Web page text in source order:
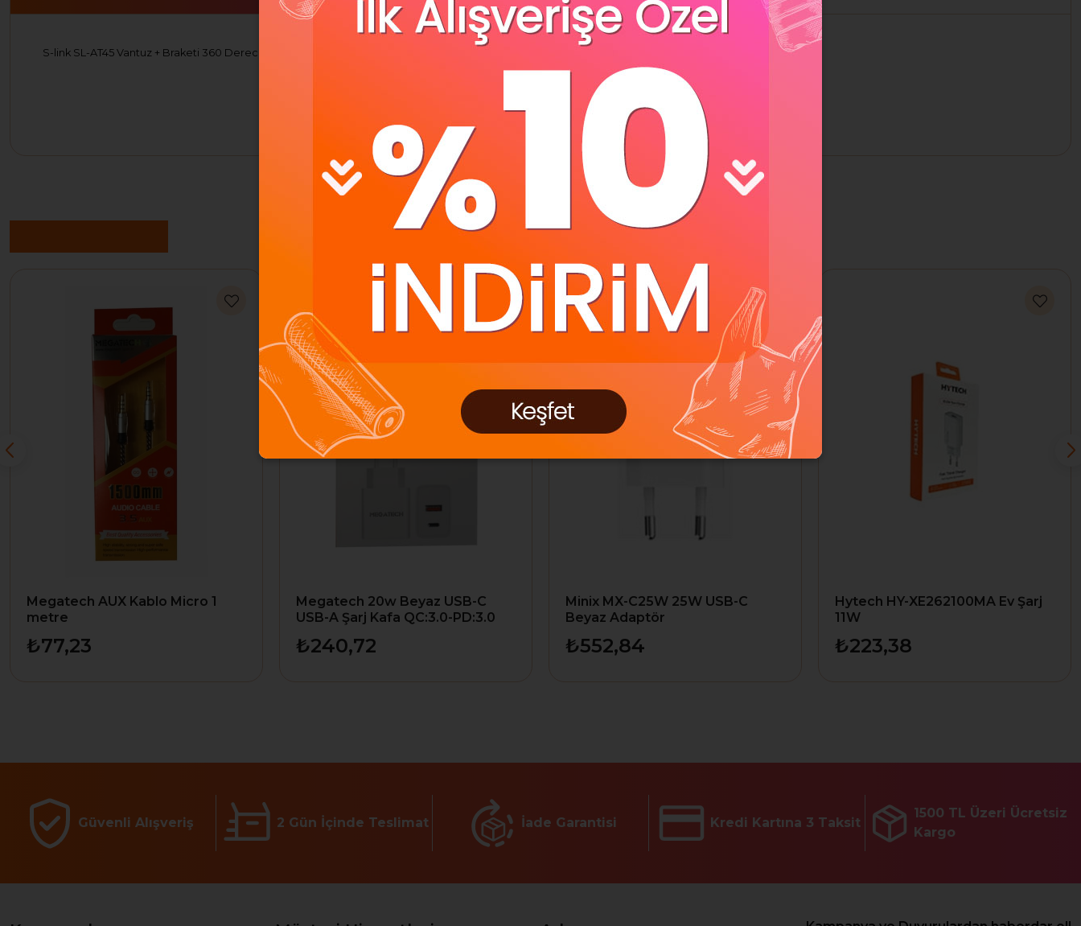
S-link SL-AT45 Vantuz + Braketi 360 Derece Siyah-Gri Telefon Tutucu
Megatech AUX Kablo Micro 1
metre
₺77,23
Megatech 20w Beyaz USB-C
USB-A Şarj Kafa QC:3.0-PD:3.0
₺240,72
Minix MX-C25W 25W USB-C
Beyaz Adaptör
₺552,84
Ücretsiz Kargo
Hytech HY-XE262100MA Ev Şarj
11W
₺223,38
Güvenli Alışveriş 2 Gün İçinde Teslimat İade Garantisi Kredi Kartına 3 Taksit
1500 TL Üzeri Ücretsiz
Kargo